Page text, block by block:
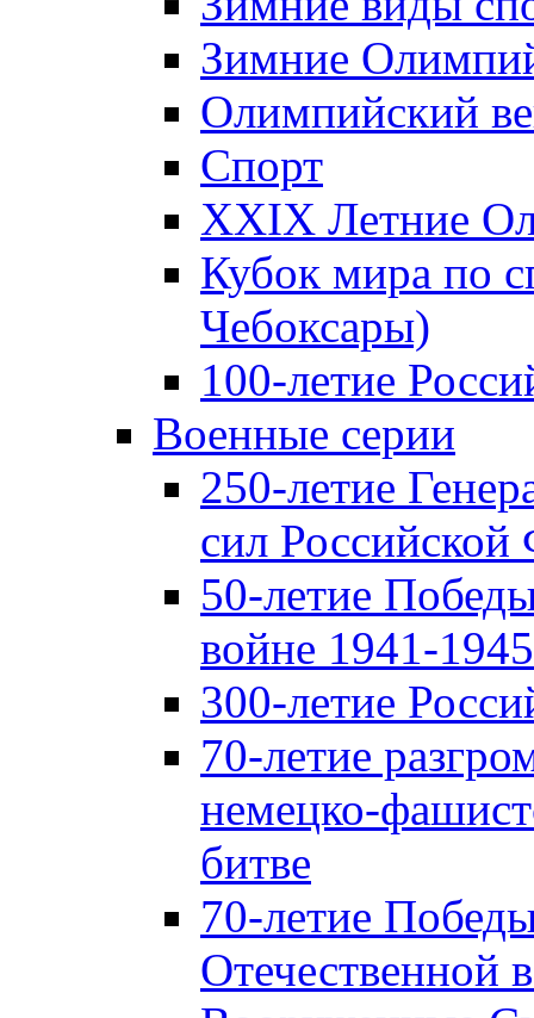
Зимние
Олимпийский
Спорт
XXIX Летние
Кубок мира по
Чебоксары)
100-летие
Военные серии
250-летие
сил Российской
50-летие
войне 1941-1945
300-летие
70-летие
немецко-
битве
70-летие
Отечественной